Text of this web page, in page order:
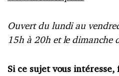
Ouvert du lundi au
15h à 20h et le dimanche
Si ce sujet vous intéresse,